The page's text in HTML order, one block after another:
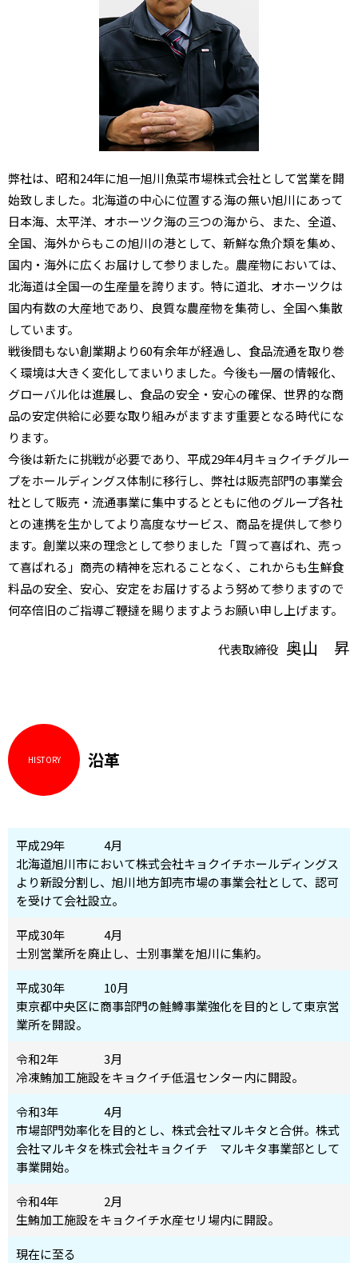
弊社は、昭和24年に旭一旭川魚菜市場株式会社として営業を開
始致しました。北海道の中心に位置する海の無い旭川にあって
日本海、太平洋、オホーツク海の三つの海から、また、全道、
全国、海外からもこの旭川の港として、新鮮な魚介類を集め、
国内・海外に広くお届けして参りました。農産物においては、
北海道は全国一の生産量を誇ります。特に道北、オホーツクは
国内有数の大産地であり、良質な農産物を集荷し、全国へ集散
しています。
戦後間もない創業期より60有余年が経過し、食品流通を取り巻
く環境は大きく変化してまいりました。今後も一層の情報化、
グローバル化は進展し、食品の安全・安心の確保、世界的な商
品の安定供給に必要な取り組みがますます重要となる時代にな
ります。
今後は新たに挑戦が必要であり、平成29年4月キョクイチグルー
プをホールディングス体制に移行し、弊社は販売部門の事業会
社として販売・流通事業に集中するとともに他のグループ各社
との連携を生かしてより高度なサービス、商品を提供して参り
ます。創業以来の理念として参りました「買って喜ばれ、売っ
て喜ばれる」商売の精神を忘れることなく、これからも生鮮食
料品の安全、安心、安定をお届けするよう努めて参りますので
何卒倍旧のご指導ご鞭撻を賜りますようお願い申し上げます。
代表取締役 奥山 昇
HISTORY 沿革
平成29年
4月
北海道旭川市において株式会社キョクイチホールディングス
より新設分割し、旭川地方卸売市場の事業会社として、認可
を受けて会社設立。
平成30年
4月
士別営業所を廃止し、士別事業を旭川に集約。
平成30年
10月
東京都中央区に商事部門の鮭鱒事業強化を目的として東京営
業所を開設。
令和2年
3月
冷凍鮪加工施設をキョクイチ低温センター内に開設。
令和3年
4月
市場部門効率化を目的とし、株式会社マルキタと合併。株式
会社マルキタを株式会社キョクイチ マルキタ事業部として
事業開始。
令和4年
2月
生鮪加工施設をキョクイチ水産セリ場内に開設。
現在に至る